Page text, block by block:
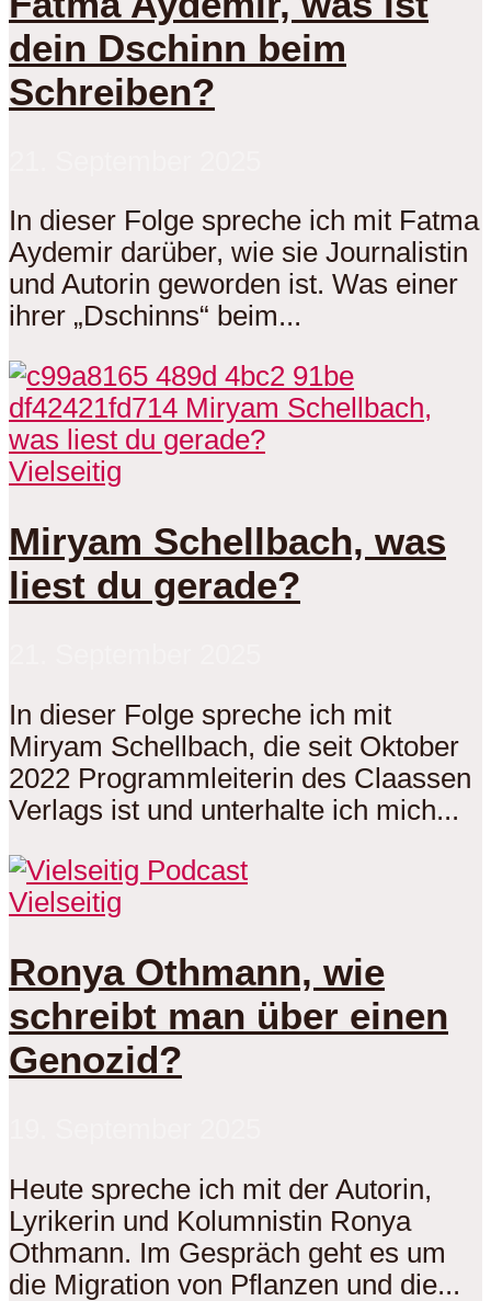
dein Dschinn beim
Schreiben?
In dieser Folge spreche ich mit Fatma
Aydemir darüber, wie sie Journalistin
und Autorin geworden ist. Was einer
ihrer „Dschinns“ beim...
Vielseitig
Miryam Schellbach, was
liest du gerade?
In dieser Folge spreche ich mit
Miryam Schellbach, die seit Oktober
2022 Programmleiterin des Claassen
Verlags ist und unterhalte ich mich...
Vielseitig
Ronya Othmann, wie
schreibt man über einen
Genozid?
Heute spreche ich mit der Autorin,
Lyrikerin und Kolumnistin Ronya
Othmann. Im Gespräch geht es um
die Migration von Pflanzen und die...